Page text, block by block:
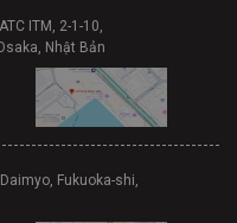
ITM, 2-1-10,
Nhật Bản
Fukuoka-shi,